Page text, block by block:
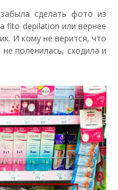
сделать фото из
fito depilation или вернее
И кому не верится, что
поленилась, сходила и